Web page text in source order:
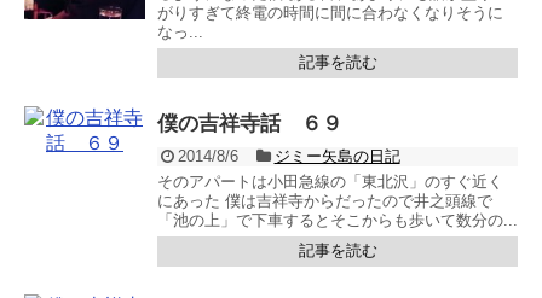
がりすぎて終電の時間に間に合わなくなりそうに
なっ...
記事を読む
僕の吉祥寺話 ６９
2014/8/6
ジミー矢島の日記
そのアパートは小田急線の「東北沢」のすぐ近く
にあった 僕は吉祥寺からだったので井之頭線で
「池の上」で下車するとそこからも歩いて数分の...
記事を読む